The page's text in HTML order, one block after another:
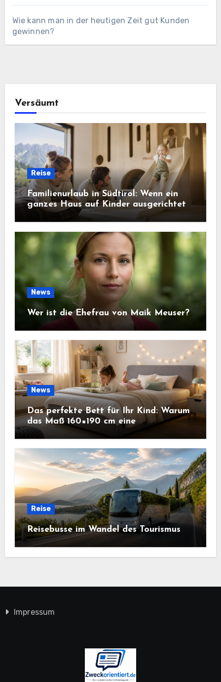
Wie kann man in der heutigen Zeit gut Kunden
gewinnen?
Versäumt
Reise
Familienurlaub in Südtirol: Wenn ein
ganzes Haus auf Kinder ausgerichtet
News
Wer ist die Ehefrau von Maik Meuser?
News
Das perfekte Bett für Ihr Kind: Warum
das Maß 160×190 cm eine
ausgezeichnete Wahl ist
Reise
Reisebusse im Wandel des Tourismus
Impressum